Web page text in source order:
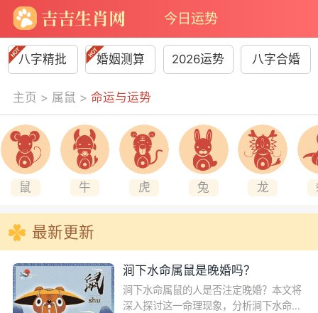
今日运势
八字精批 婚姻测算 2026运势 八字合婚
主页 > 属鼠 > 命运与运势
鼠 牛 虎 兔 龙
最新更新
涧下水命属鼠是晚婚吗？
涧下水命属鼠的人是否注定晚婚？本文将
深入探讨这一命理现象，分析涧下水命属